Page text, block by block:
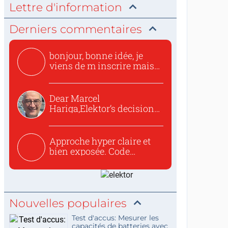
Lettre d'information
Derniers commentaires
bonjour, bonne idée, je
viens de m inscrire mais
Dear Marcel
Hariga,Elektor’s decision
Approche hyper claire et
bien exposée. Code
Nouvelles populaires
Test d'accus: Mesurer les
capacités de batteries avec